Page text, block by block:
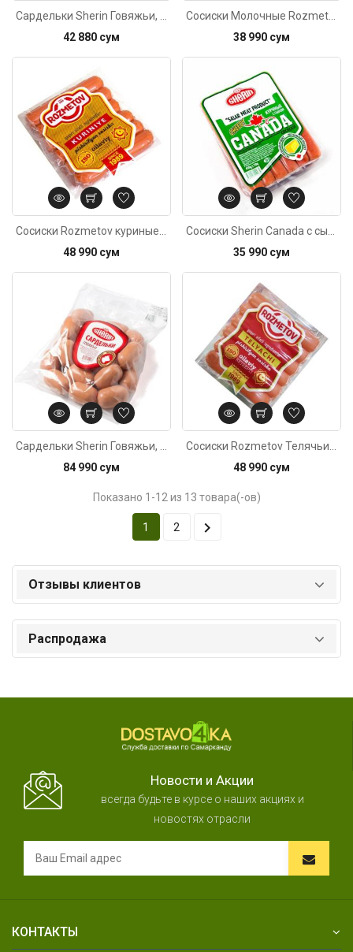
42 880 сум
38 990 сум
48 990 сум
35 990 сум
84 990 сум
48 990 сум
Показано 1-12 из 13 товара(-ов)
1 2 
Отзывы клиентов
Распродажа
Новости и Акции
всегда будьте в курсе о наших акциях и
новостях отрасли
КОНТАКТЫ